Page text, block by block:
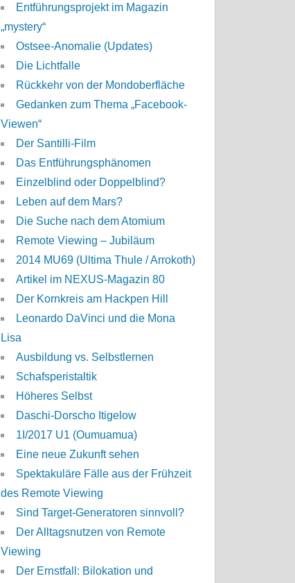
Entführungsprojekt im Magazin
„mystery“
Ostsee-Anomalie (Updates)
Die Lichtfalle
Rückkehr von der Mondoberfläche
Gedanken zum Thema „Facebook-
Viewen“
Der Santilli-Film
Das Entführungsphänomen
Einzelblind oder Doppelblind?
Leben auf dem Mars?
Die Suche nach dem Atomium
Remote Viewing – Jubiläum
2014 MU69 (Ultima Thule / Arrokoth)
Artikel im NEXUS-Magazin 80
Der Kornkreis am Hackpen Hill
Leonardo DaVinci und die Mona
Lisa
Ausbildung vs. Selbstlernen
Schafsperistaltik
Höheres Selbst
Daschi-Dorscho Itigelow
1I/2017 U1 (Oumuamua)
Eine neue Zukunft sehen
Spektakuläre Fälle aus der Frühzeit
des Remote Viewing
Sind Target-Generatoren sinnvoll?
Der Alltagsnutzen von Remote
Viewing
Der Ernstfall: Bilokation und